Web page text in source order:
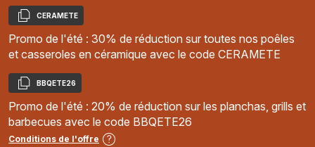
Copier
CERAMETE
Promo de l'été : 30% de réduction sur toutes nos poêles
et casseroles en céramique avec le code CERAMETE
Copier
BBQETE26
Promo de l'été : 20% de réduction sur les planchas, grills et
barbecues avec le code BBQETE26
Conditions de l'offre